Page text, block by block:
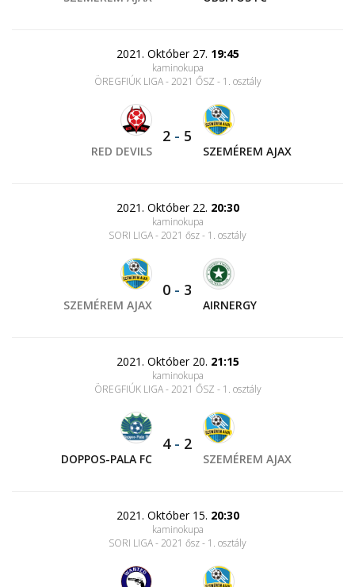
2021. Október 27. 19:45
kaminokupa
ÖREGFIÚK LIGA - 2021 ŐSZ - 1. osztály
RED DEVILS
2 - 5
SZEMÉREM AJAX
2021. Október 22. 20:30
kaminokupa
SORI LIGA - 2021 ősz - 1. osztály
SZEMÉREM AJAX
0 - 3
AIRNERGY
2021. Október 20. 21:15
kaminokupa
ÖREGFIÚK LIGA - 2021 ŐSZ - 1. osztály
DOPPOS-PALA FC
4- 2
SZEMÉREM AJAX
2021. Október 15. 20:30
kaminokupa
SORI LIGA - 2021 ősz - 1. osztály